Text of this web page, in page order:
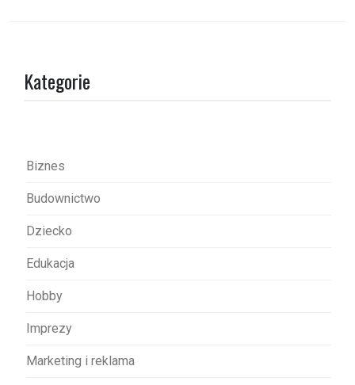
Kategorie
Biznes
Budownictwo
Dziecko
Edukacja
Hobby
Imprezy
Marketing i reklama